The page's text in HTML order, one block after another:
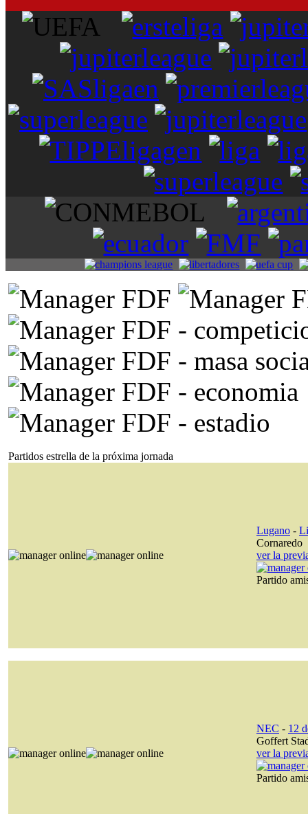
Partidos estrella de la próxima jornada
Lugano -
Cornaredo
ver la
Partido
NEC - 12
Goffert
ver la
Partido